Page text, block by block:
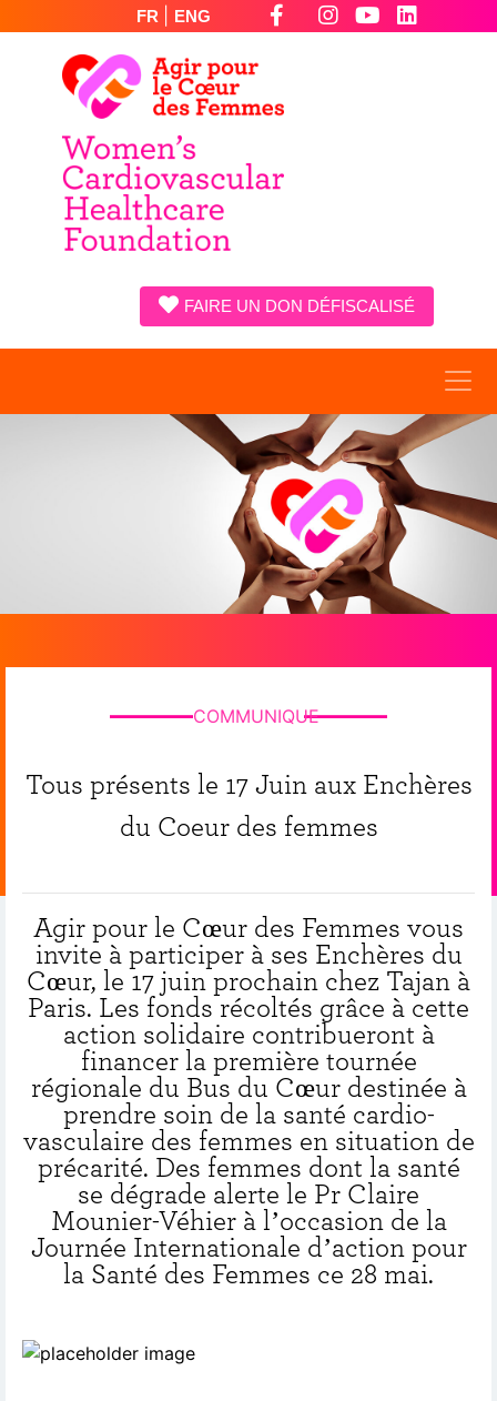
FR ENG
FAIRE UN DON DÉFISCALISÉ
COMMUNIQUE
Tous présents le 17 Juin aux Enchères
du Coeur des femmes
Agir pour le Cœur des Femmes vous
invite à participer à ses Enchères du
Cœur, le 17 juin prochain chez Tajan à
Paris. Les fonds récoltés grâce à cette
action solidaire contribueront à
financer la première tournée
régionale du Bus du Cœur destinée à
prendre soin de la santé cardio-
vasculaire des femmes en situation de
précarité. Des femmes dont la santé
se dégrade alerte le Pr Claire
Mounier-Véhier à l’occasion de la
Journée Internationale d’action pour
la Santé des Femmes ce 28 mai.